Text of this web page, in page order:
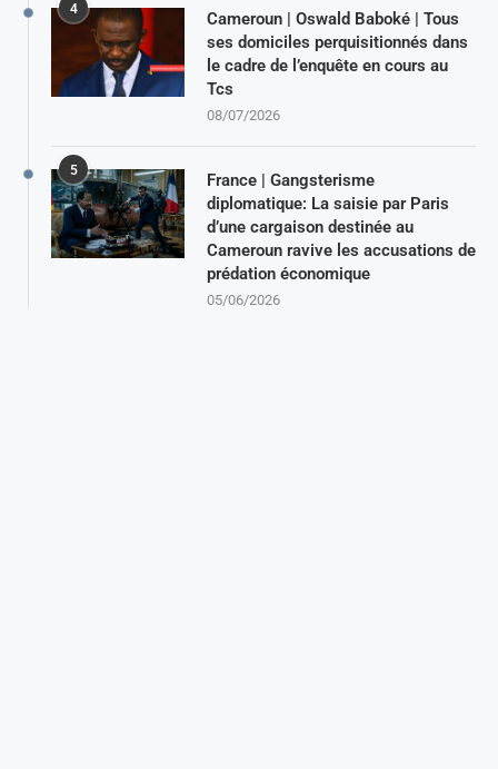
4
Cameroun | Oswald Baboké | Tous
ses domiciles perquisitionnés dans
le cadre de l’enquête en cours au
Tcs
08/07/2026
5
France | Gangsterisme
diplomatique: La saisie par Paris
d’une cargaison destinée au
Cameroun ravive les accusations de
prédation économique
05/06/2026